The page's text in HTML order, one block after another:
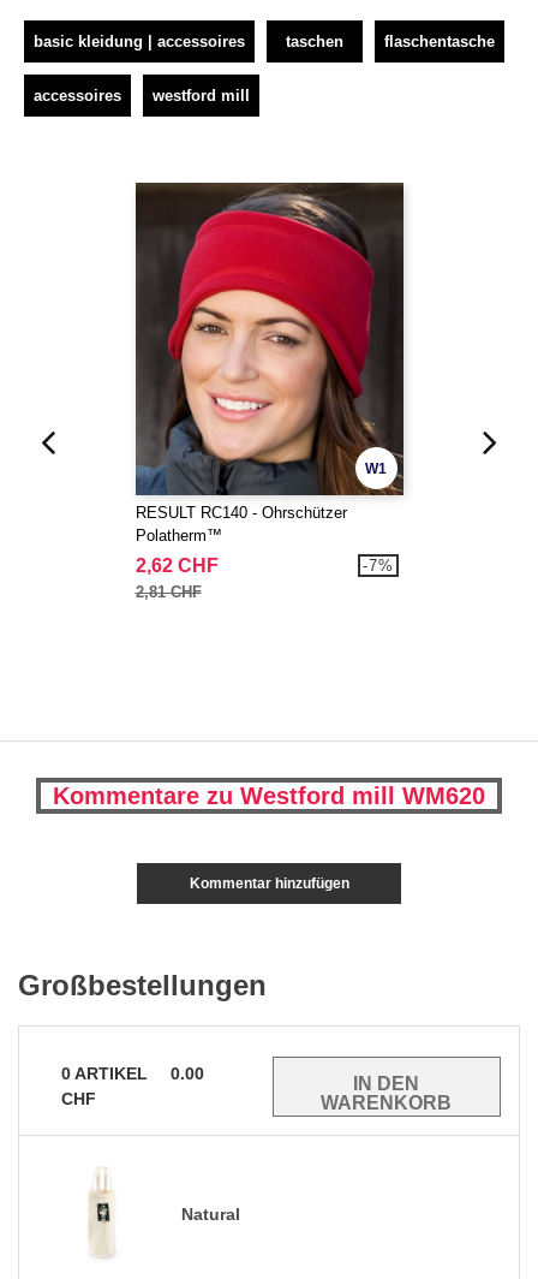
basic kleidung | accessoires taschen flaschentasche
accessoires westford mill
W1
RESULT RC140 - Ohrschützer
Polatherm™
2,62 CHF
2,81 CHF
-7%
Kommentare zu Westford mill WM620
Kommentar hinzufügen
Großbestellungen
0ARTIKEL
0.00
CHF
Natural